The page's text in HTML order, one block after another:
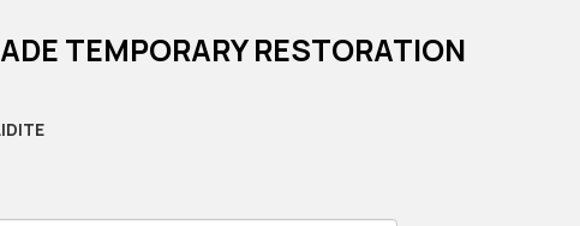
TEMPORARY RESTORATION